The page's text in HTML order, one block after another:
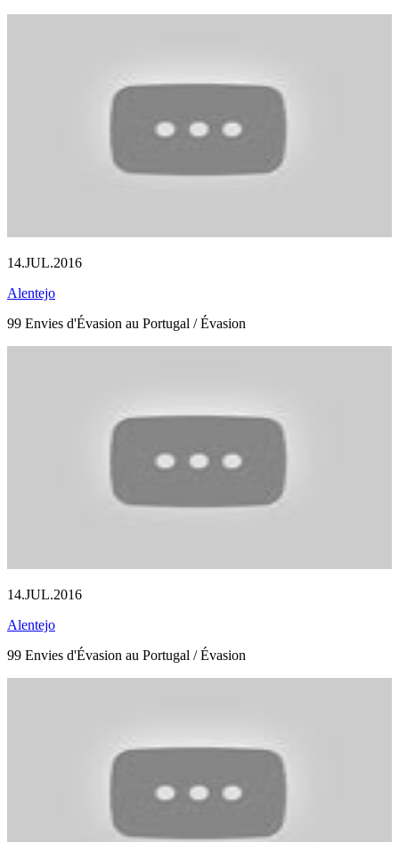
14.JUL.2016
Alentejo
99 Envies d'Évasion au Portugal / Évasion
14.JUL.2016
Alentejo
99 Envies d'Évasion au Portugal / Évasion